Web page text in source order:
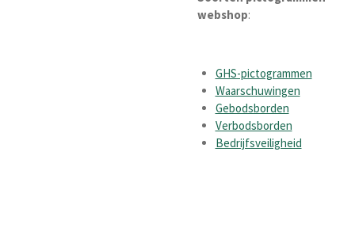
webshop:
GHS-pictogrammen
Waarschuwingen
Gebodsborden
Verbodsborden
Bedrijfsveiligheid